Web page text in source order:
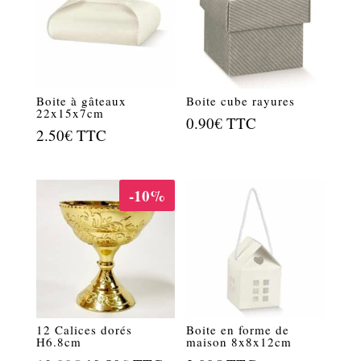
Boite à gâteaux
22x15x7cm
2.50€ TTC
Boite cube rayures
0.90€ TTC
-10%
12 Calices dorés
H6.8cm
Boite en forme de
maison 8x8x12cm